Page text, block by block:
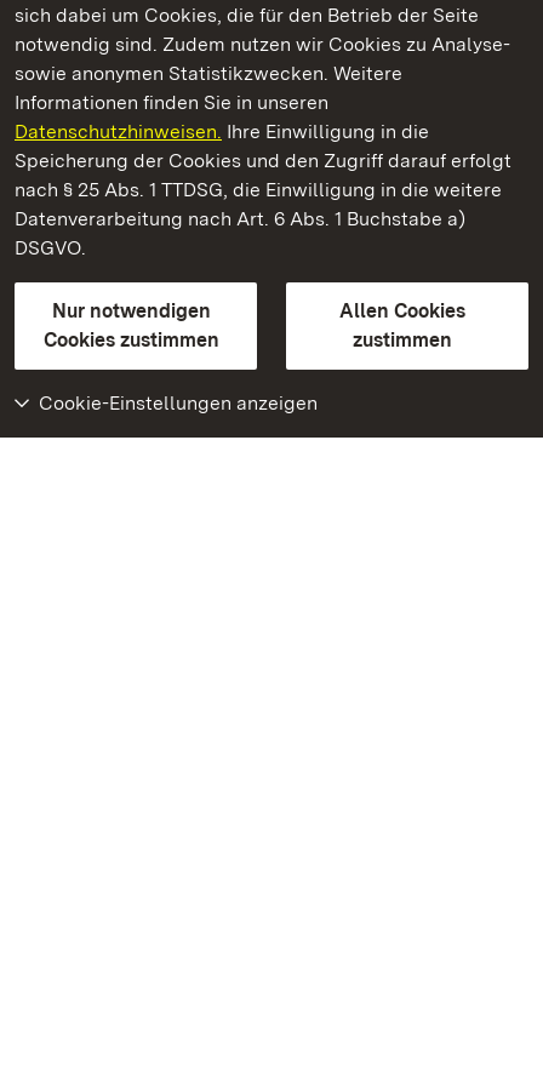
sich dabei um Cookies, die für den Betrieb der Seite
notwendig sind. Zudem nutzen wir Cookies zu Analyse-
sowie anonymen Statistikzwecken. Weitere
Informationen finden Sie in unseren
Datenschutzhinweisen. Ihre Einwilligung in die
Speicherung der Cookies und den Zugriff darauf erfolgt
nach § 25 Abs. 1 TTDSG, die Einwilligung in die weitere
Datenverarbeitung nach Art. 6 Abs. 1 Buchstabe a)
DSGVO.
Nur notwendigen
Cookies zustimmen
Allen Cookies
zustimmen
Cookie-Einstellungen anzeigen
Schloss Kirchheim
Staatliche Schlösser und Gärten Baden-Württemberg
Kontakt
GebärdenspracheLeichte Sprache
Erklärung zur Barrierefreiheit
BITV-konform (geprüfte Seiten)
Weiteres